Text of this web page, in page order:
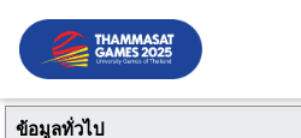
ข้อมูลทั่วไป